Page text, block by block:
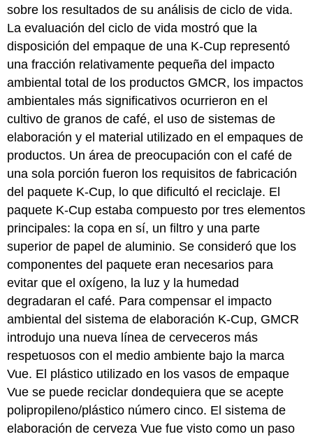
sobre los resultados de su análisis de ciclo de vida.
La evaluación del ciclo de vida mostró que la
disposición del empaque de una K-Cup representó
una fracción relativamente pequeña del impacto
ambiental total de los productos GMCR, los impactos
ambientales más significativos ocurrieron en el
cultivo de granos de café, el uso de sistemas de
elaboración y el material utilizado en el empaques de
productos. Un área de preocupación con el café de
una sola porción fueron los requisitos de fabricación
del paquete K-Cup, lo que dificultó el reciclaje. El
paquete K-Cup estaba compuesto por tres elementos
principales: la copa en sí, un filtro y una parte
superior de papel de aluminio. Se consideró que los
componentes del paquete eran necesarios para
evitar que el oxígeno, la luz y la humedad
degradaran el café. Para compensar el impacto
ambiental del sistema de elaboración K-Cup, GMCR
introdujo una nueva línea de cerveceros más
respetuosos con el medio ambiente bajo la marca
Vue. El plástico utilizado en los vasos de empaque
Vue se puede reciclar dondequiera que se acepte
polipropileno/plástico número cinco. El sistema de
elaboración de cerveza Vue fue visto como un paso